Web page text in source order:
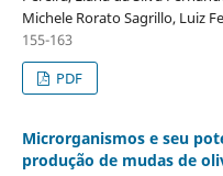
Michele Rorato Sagrillo, Luiz
155-163
PDF
Microrganismos e seu
produção de mudas de